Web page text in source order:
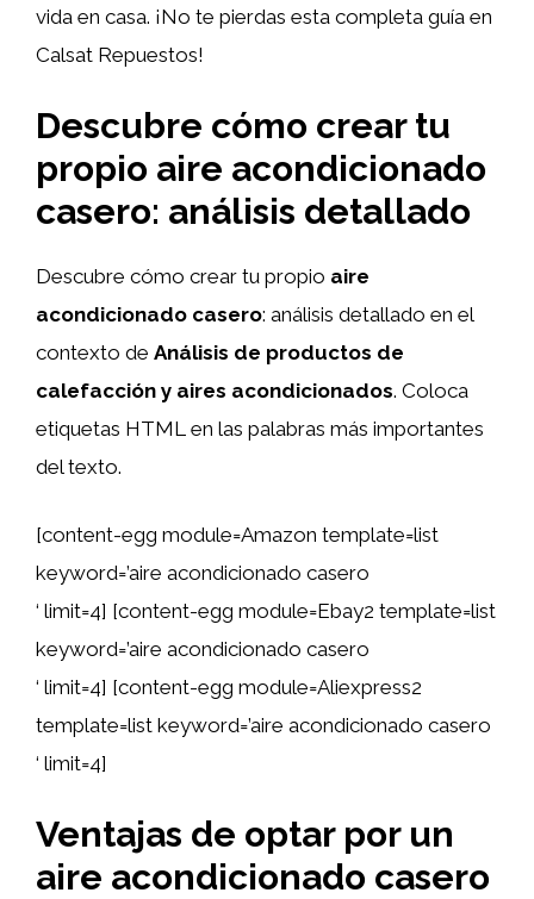
vida en casa. ¡No te pierdas esta completa guía en
Calsat Repuestos!
Descubre cómo crear tu
propio aire acondicionado
casero: análisis detallado
Descubre cómo crear tu propio aire
acondicionado casero: análisis detallado en el
contexto de Análisis de productos de
calefacción y aires acondicionados. Coloca
etiquetas HTML en las palabras más importantes
del texto.
[content-egg module=Amazon template=list
keyword=’aire acondicionado casero
‘ limit=4] [content-egg module=Ebay2 template=list
keyword=’aire acondicionado casero
‘ limit=4] [content-egg module=Aliexpress2
template=list keyword=’aire acondicionado casero
‘ limit=4]
Ventajas de optar por un
aire acondicionado casero